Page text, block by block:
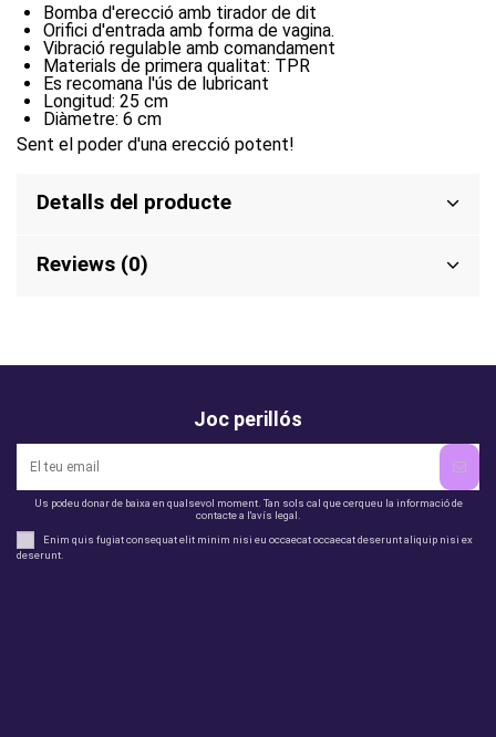
Bomba d'erecció amb tirador de dit
Orifici d'entrada amb forma de vagina.
Vibració regulable amb comandament
Materials de primera qualitat: TPR
Es recomana l'ús de lubricant
Longitud: 25 cm
Diàmetre: 6 cm
Sent el poder d'una erecció potent!
Detalls del producte
Reviews (0)
Joc perillós
Us podeu donar de baixa en qualsevol moment. Tan sols cal que cerqueu la informació de
contacte a l'avís legal.
Enim quis fugiat consequat elit minim nisi eu occaecat occaecat deserunt aliquip nisi ex
deserunt.